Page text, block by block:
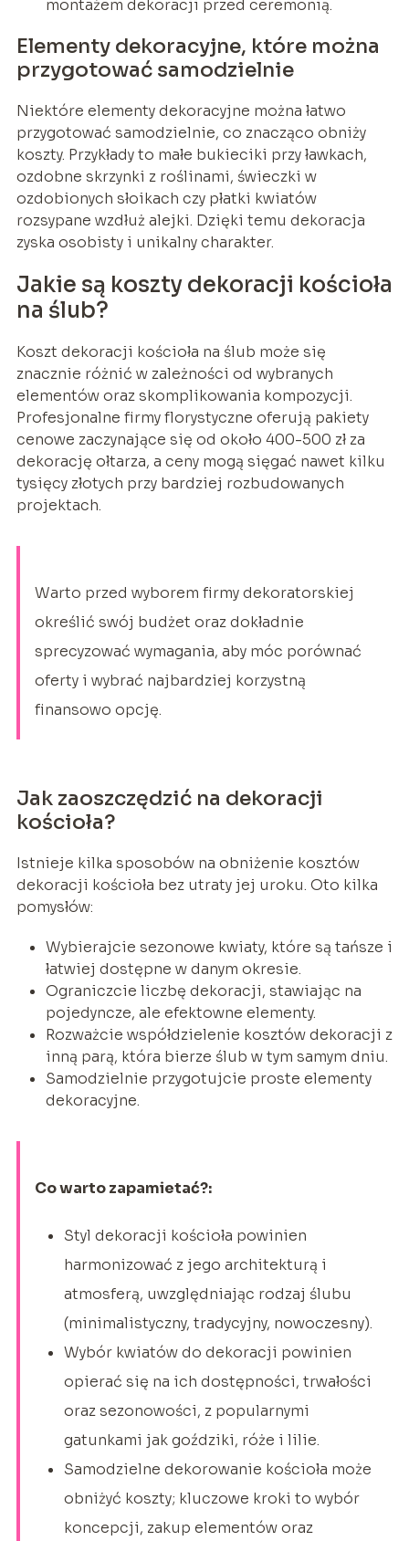
montażem dekoracji przed ceremonią.
Elementy dekoracyjne, które można
przygotować samodzielnie
Niektóre elementy dekoracyjne można łatwo
przygotować samodzielnie, co znacząco obniży
koszty. Przykłady to małe bukieciki przy ławkach,
ozdobne skrzynki z roślinami, świeczki w
ozdobionych słoikach czy płatki kwiatów
rozsypane wzdłuż alejki. Dzięki temu dekoracja
zyska osobisty i unikalny charakter.
Jakie są koszty dekoracji kościoła
na ślub?
Koszt dekoracji kościoła na ślub może się
znacznie różnić w zależności od wybranych
elementów oraz skomplikowania kompozycji.
Profesjonalne firmy florystyczne oferują pakiety
cenowe zaczynające się od około 400-500 zł za
dekorację ołtarza, a ceny mogą sięgać nawet kilku
tysięcy złotych przy bardziej rozbudowanych
projektach.
Warto przed wyborem firmy dekoratorskiej
określić swój budżet oraz dokładnie
sprecyzować wymagania, aby móc porównać
oferty i wybrać najbardziej korzystną
finansowo opcję.
Jak zaoszczędzić na dekoracji
kościoła?
Istnieje kilka sposobów na obniżenie kosztów
dekoracji kościoła bez utraty jej uroku. Oto kilka
pomysłów:
Wybierajcie sezonowe kwiaty, które są tańsze i
łatwiej dostępne w danym okresie.
Ograniczcie liczbę dekoracji, stawiając na
pojedyncze, ale efektowne elementy.
Rozważcie współdzielenie kosztów dekoracji z
inną parą, która bierze ślub w tym samym dniu.
Samodzielnie przygotujcie proste elementy
dekoracyjne.
Co warto zapamietać?:
Styl dekoracji kościoła powinien
harmonizować z jego architekturą i
atmosferą, uwzględniając rodzaj ślubu
(minimalistyczny, tradycyjny, nowoczesny).
Wybór kwiatów do dekoracji powinien
opierać się na ich dostępności, trwałości
oraz sezonowości, z popularnymi
gatunkami jak goździki, róże i lilie.
Samodzielne dekorowanie kościoła może
obniżyć koszty; kluczowe kroki to wybór
koncepcji, zakup elementów oraz